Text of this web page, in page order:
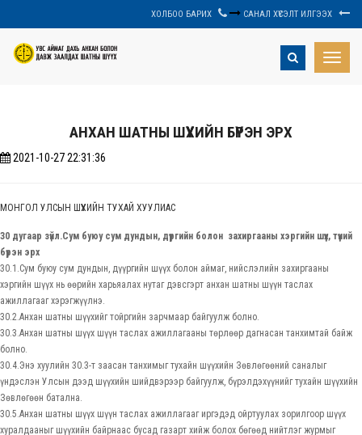
ХОЛБОО БАРИХ САНАЛ ХҮСЭЛТ ИЛГЭЭХ
Toggle
АНХАН ШАТНЫ ШҮҮХИЙН БҮРЭН ЭРХ
2021-10-27 22:31:36
МОНГОЛ УЛСЫН ШҮҮХИЙН ТУХАЙ ХУУЛИАС
30 дугаар зүйл.Сум буюу сум дундын, дүүргийн болон захиргааны хэргийн шүүх, түүний
бүрэн эрх
30.1.Сум буюу сум дундын, дүүргийн шүүх болон аймаг, нийслэлийн захиргааны
хэргийн шүүх нь өөрийн харьяалах нутаг дэвсгэрт анхан шатны шүүн таслах
ажиллагааг хэрэгжүүлнэ.
30.2.Анхан шатны шүүхийг тойргийн зарчмаар байгуулж болно.
30.3.Анхан шатны шүүх шүүн таслах ажиллагааны төрлөөр дагнасан танхимтай байж
болно.
30.4.Энэ хуулийн 30.3-т заасан танхимыг тухайн шүүхийн Зөвлөгөөний саналыг
үндэслэн Улсын дээд шүүхийн шийдвэрээр байгуулж, бүрэлдэхүүнийг тухайн шүүхийн
Зөвлөгөөн батална.
30.5.Анхан шатны шүүх шүүн таслах ажиллагааг иргэдэд ойртуулах зорилгоор шүүх
хуралдааныг шүүхийн байрнаас бусад газарт хийж болох бөгөөд нийтлэг журмыг